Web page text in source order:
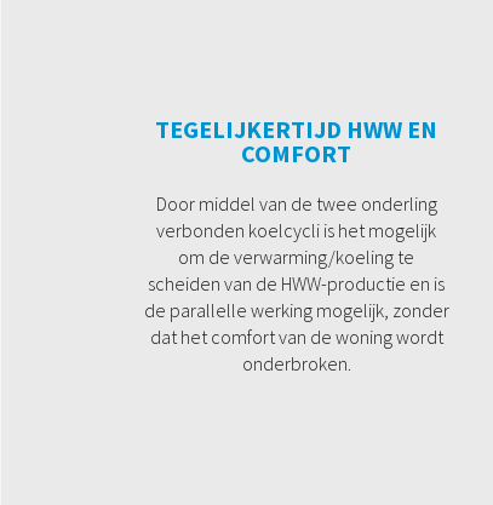
TEGELIJKERTIJD HWW EN
COMFORT
Door middel van de twee onderling
verbonden koelcycli is het mogelijk
om de verwarming/koeling te
scheiden van de HWW-productie en is
de parallelle werking mogelijk, zonder
dat het comfort van de woning wordt
onderbroken.